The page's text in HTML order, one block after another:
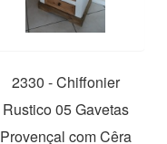
2330 - Chiffonier
Rustico 05 Gavetas
Provençal com Cêra